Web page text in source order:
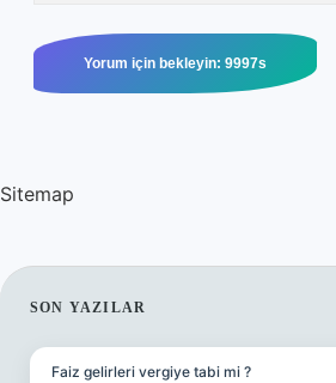
Sitemap
SIDEBAR
SON YAZILAR
Faiz gelirleri vergiye tabi mi ?